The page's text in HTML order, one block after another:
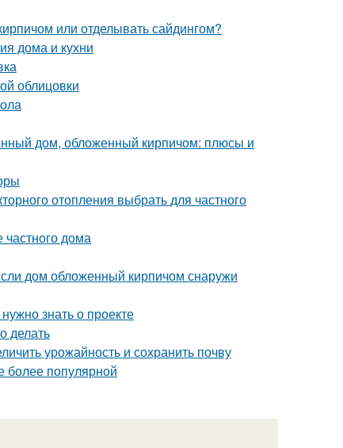
или отделывать сайдингом?
дома и кухни
облицовки
дом, обложенный кирпичом: плюсы и
отопления выбрать для частного
частного дома
дом обложенный кирпичом снаружи
знать о проекте
делать
урожайность и сохранить почву
более популярной